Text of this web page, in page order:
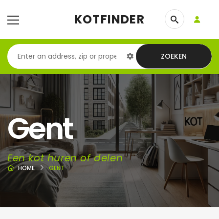
KOTFINDER
ZOEKEN
Gent
Een kot huren of delen
HOME GENT